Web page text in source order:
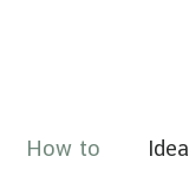
How to Idea